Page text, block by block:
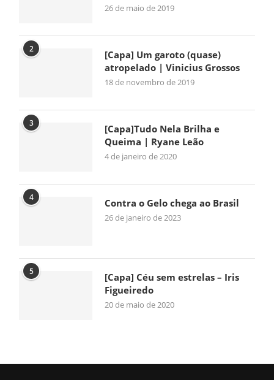
26 de maio de 2019
2
[Capa] Um garoto (quase)
atropelado | Vinicius Grossos
18 de novembro de 2019
3
[Capa]Tudo Nela Brilha e
Queima | Ryane Leão
4 de janeiro de 2020
4 Contra o Gelo chega ao Brasil
26 de janeiro de 2023
5
[Capa] Céu sem estrelas – Iris
Figueiredo
20 de maio de 2020